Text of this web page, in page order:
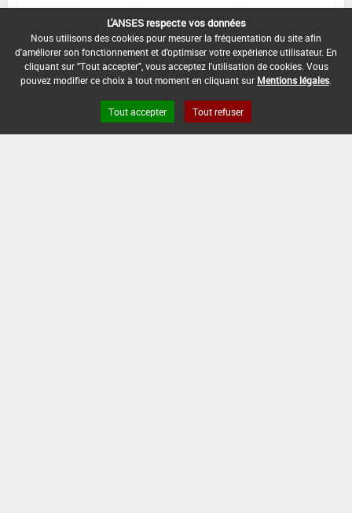
INTERVALLE MINIMUM ENTRE APPLICATIONS :
-
DATE DE RETRAIT DE L'USAGE :
DATE DE FIN DE DISTRIBUTION :
L'ANSES respecte vos données
Nous utilisons des cookies pour mesurer la fréquentation du site afin
d'améliorer son fonctionnement et d'optimiser votre expérience utilisateur. En
cliquant sur "Tout accepter", vous acceptez l'utilisation de cookies. Vous
pouvez modifier ce choix à tout moment en cliquant sur Mentions légales
Tout accepter Tout refuser